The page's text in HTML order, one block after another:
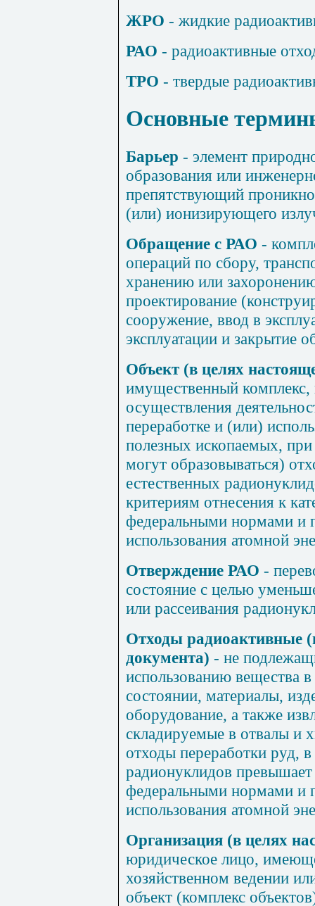
ЖРО - жидкие
РАО - радиоактивные
ТРО - твердые
Основные
Барьер - элемент
образования или
препятствующий
(или) ионизирующего
Обращение с РАО -
операций по сбору,
хранению или
проектирование
сооружение, ввод в
эксплуатации и закрытие
Объект (в целях
имущественный комплекс,
осуществления
переработке и (или)
полезных ископаемых,
могут образовываться)
естественных
критериям отнесения к
федеральными нормами и
использования атомной
Отверждение РАО -
состояние с целью
или рассеивания
Отходы радиоактивные
документа) - не
использованию вещества
состоянии, материалы,
оборудование, а также
складируемые в отвалы и
отходы переработки руд,
радионуклидов
федеральными нормами и
использования атомной
Организация (в целях
юридическое лицо,
хозяйственном ведении
объект (комплекс